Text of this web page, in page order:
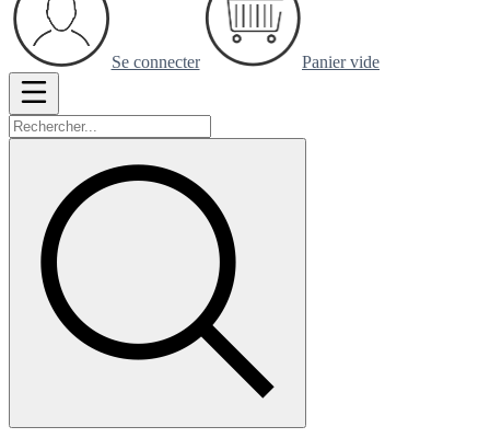
Se connecter Panier vide